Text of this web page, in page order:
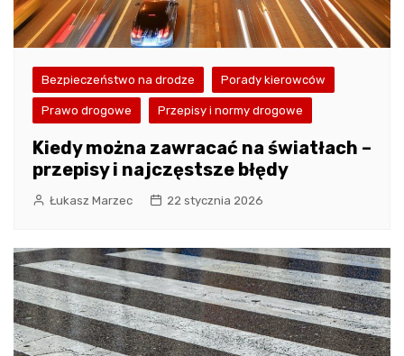
Bezpieczeństwo na drodze Porady kierowców
Prawo drogowe Przepisy i normy drogowe
Kiedy można zawracać na światłach –
przepisy i najczęstsze błędy
Łukasz Marzec 22 stycznia 2026